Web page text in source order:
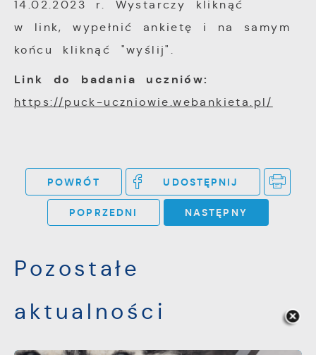
14.02.2023 r. Wystarczy kliknąć
w link, wypełnić ankietę i na samym
końcu kliknąć "wyślij".
Link do badania uczniów:
https://puck-uczniowie.webankieta.pl/
POWRÓT UDOSTĘPNIJ
POPRZEDNI NASTĘPNY
Pozostałe
aktualności